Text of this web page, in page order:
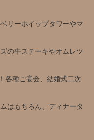
リーホイップタワーやマ
の牛ステーキやオムレツ
各種ご宴会、結婚式二次
はもちろん、ディナータ